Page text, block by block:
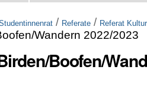
/ Referate / Referat Kultur
Wandern 2022/2023
Boofen/